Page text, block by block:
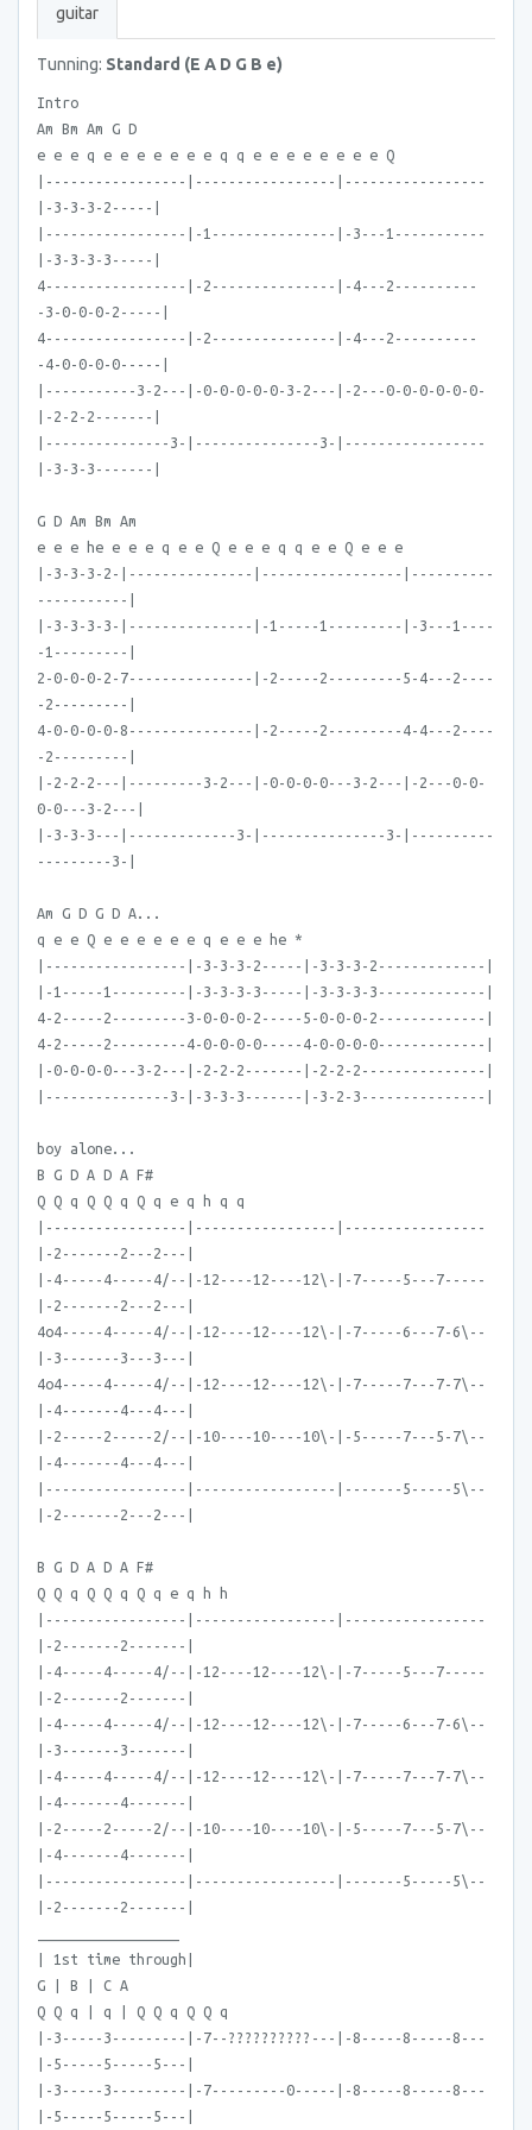
guitar
Tunning: Standard (E A D G B e)
Intro
Am Bm Am G D
e e e q e e e e e e e q q e e e e e e e e Q
|-----------------|-----------------|-----------------
|-3-3-3-2-----|
|-----------------|-1---------------|-3---1-----------
|-3-3-3-3-----|
4-----------------|-2---------------|-4---2----------
-3-0-0-0-2-----|
4-----------------|-2---------------|-4---2----------
-4-0-0-0-0-----|
|-----------3-2---|-0-0-0-0-0-3-2---|-2---0-0-0-0-0-0-
|-2-2-2-------|
|---------------3-|---------------3-|-----------------
|-3-3-3-------|
G D Am Bm Am
e e e he e e e q e e Q e e e q q e e Q e e e
|-3-3-3-2-|---------------|-----------------|----------
-----------|
|-3-3-3-3-|---------------|-1-----1---------|-3---1----
-1---------|
2-0-0-0-2-7---------------|-2-----2---------5-4---2----
-2---------|
4-0-0-0-0-8---------------|-2-----2---------4-4---2----
-2---------|
|-2-2-2---|---------3-2---|-0-0-0-0---3-2---|-2---0-0-
0-0---3-2---|
|-3-3-3---|-------------3-|---------------3-|----------
---------3-|
Am G D G D A...
q e e Q e e e e e e q e e e he *
|-----------------|-3-3-3-2-----|-3-3-3-2-------------|
|-1-----1---------|-3-3-3-3-----|-3-3-3-3-------------|
4-2-----2---------3-0-0-0-2-----5-0-0-0-2-------------|
4-2-----2---------4-0-0-0-0-----4-0-0-0-0-------------|
|-0-0-0-0---3-2---|-2-2-2-------|-2-2-2---------------|
|---------------3-|-3-3-3-------|-3-2-3---------------|
boy alone...
B G D A D A F#
Q Q q Q Q q Q q e q h q q
|-----------------|-----------------|-----------------
|-2-------2---2---|
|-4-----4-----4/--|-12----12----12\-|-7-----5---7-----
|-2-------2---2---|
4o4-----4-----4/--|-12----12----12\-|-7-----6---7-6\--
|-3-------3---3---|
4o4-----4-----4/--|-12----12----12\-|-7-----7---7-7\--
|-4-------4---4---|
|-2-----2-----2/--|-10----10----10\-|-5-----7---5-7\--
|-4-------4---4---|
|-----------------|-----------------|-------5-----5\--
|-2-------2---2---|
B G D A D A F#
Q Q q Q Q q Q q e q h h
|-----------------|-----------------|-----------------
|-2-------2-------|
|-4-----4-----4/--|-12----12----12\-|-7-----5---7-----
|-2-------2-------|
|-4-----4-----4/--|-12----12----12\-|-7-----6---7-6\--
|-3-------3-------|
|-4-----4-----4/--|-12----12----12\-|-7-----7---7-7\--
|-4-------4-------|
|-2-----2-----2/--|-10----10----10\-|-5-----7---5-7\--
|-4-------4-------|
|-----------------|-----------------|-------5-----5\--
|-2-------2-------|
| 1st time through|
G | B | C A
Q Q q | q | Q Q q Q Q q
|-3-----3---------|-7--??????????---|-8-----8-----8---
|-5-----5-----5---|
|-3-----3---------|-7---------0-----|-8-----8-----8---
|-5-----5-----5---|